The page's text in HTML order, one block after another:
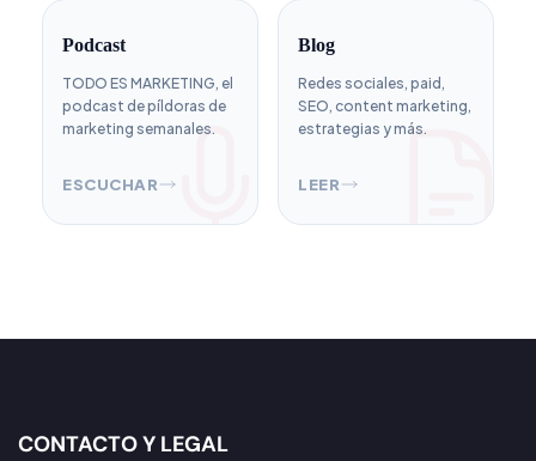
Podcast
TODO ES MARKETING, el
podcast de píldoras de
marketing semanales.
ESCUCHAR
Blog
Redes sociales, paid,
SEO, content marketing,
estrategias y más.
LEER
CONTACTO Y LEGAL